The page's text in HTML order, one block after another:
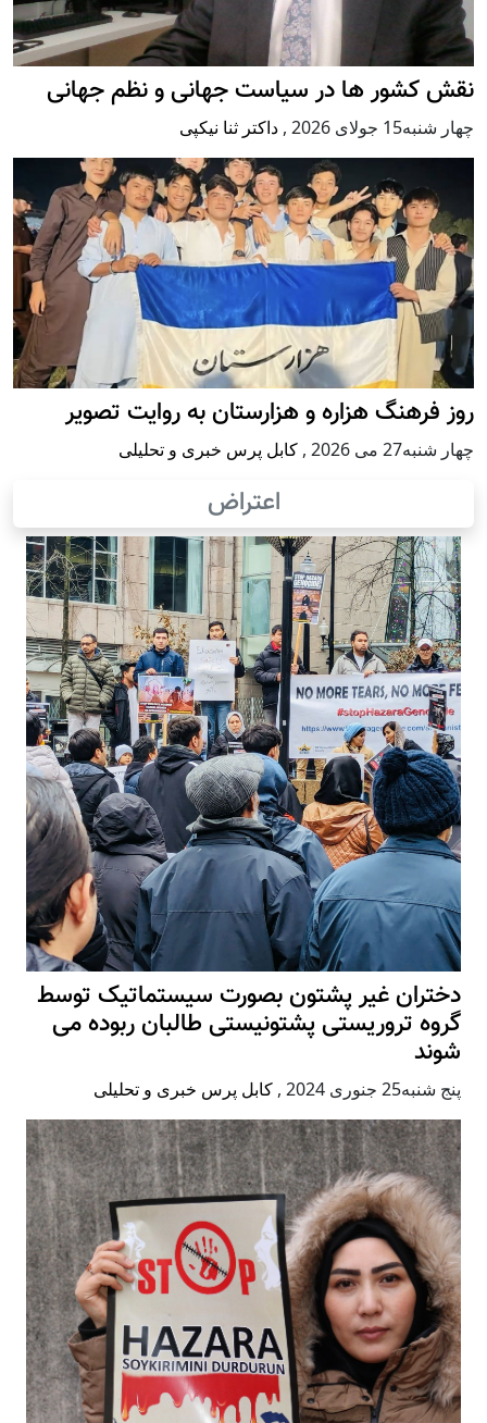
نقش کشور ها در سیاست جهانی و نظم جهانی
چهار شنبه15 جولای 2026 , داکتر ثنا نیکپی
روز فرهنگ هزاره و هزارستان به روایت تصویر
چهار شنبه27 می 2026 , کابل پرس خبری و تحلیلی
اعتراض
دختران غیر پشتون بصورت سیستماتیک توسط
گروه تروریستی پشتونیستی طالبان ربوده می
شوند
پنج شنبه25 جنوری 2024 , کابل پرس خبری و تحلیلی